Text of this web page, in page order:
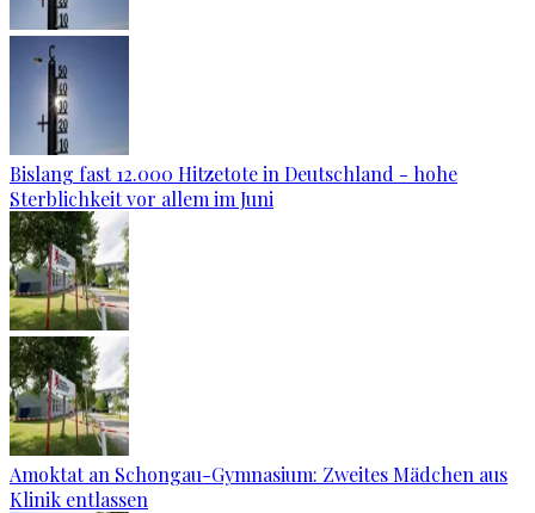
Bislang fast 12.000 Hitzetote in Deutschland - hohe
Sterblichkeit vor allem im Juni
Amoktat an Schongau-Gymnasium: Zweites Mädchen aus
Klinik entlassen